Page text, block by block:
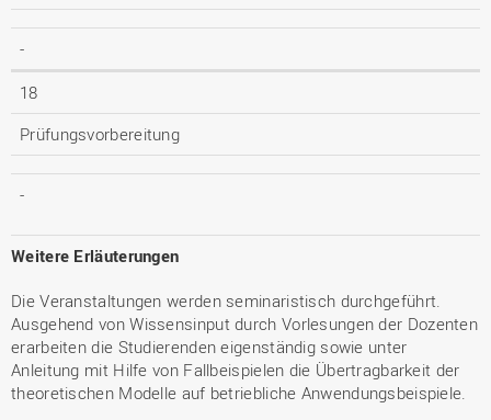
-
18
Prüfungsvorbereitung
-
Weitere Erläuterungen
Die Veranstaltungen werden seminaristisch durchgeführt.
Ausgehend von Wissensinput durch Vorlesungen der Dozenten
erarbeiten die Studierenden eigenständig sowie unter
Anleitung mit Hilfe von Fallbeispielen die Übertragbarkeit der
theoretischen Modelle auf betriebliche Anwendungsbeispiele.